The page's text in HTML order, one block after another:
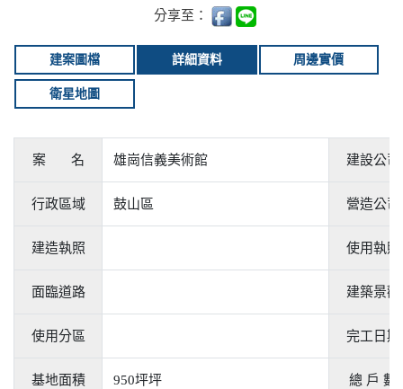
分享至：
建案圖檔 詳細資料 周邊實價
衛星地圖
案 名 雄崗信義美術館 建設公司
行政區域 鼓山區 營造公司
建造執照 使用執照
面臨道路 建築景觀
使用分區 完工日期
基地面積 950坪坪 總 戶 數